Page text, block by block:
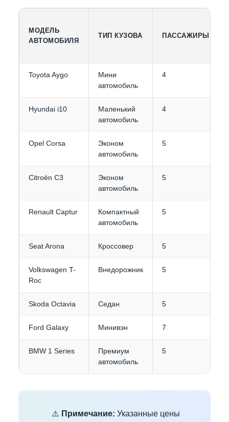
МОДЕЛЬ
АВТОМОБИЛЯ
ТИП КУЗОВА ПАССАЖИРЫ
Toyota Aygo
Мини
автомобиль
4
Hyundai i10
Маленький
автомобиль
4
Opel Corsa
Эконом
автомобиль
5
Citroën C3
Эконом
автомобиль
5
Renault Captur
Компактный
автомобиль
5
Seat Arona Кроссовер 5
Volkswagen T-
Roc
Внедорожник 5
Skoda Octavia Седан 5
Ford Galaxy Минивэн 7
BMW 1 Series
Премиум
автомобиль
5
⚠️ Примечание: Указанные цены